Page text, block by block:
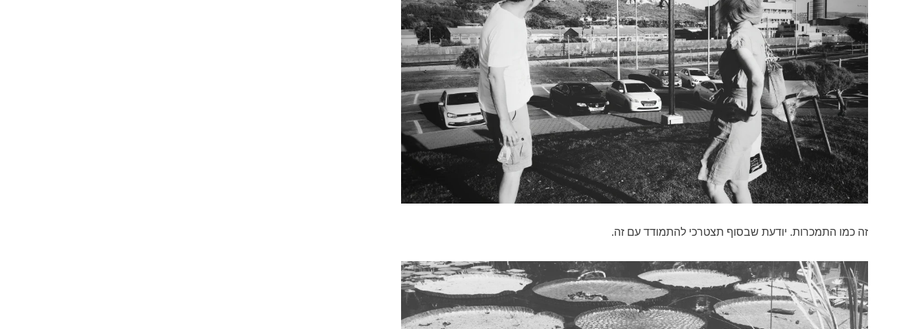
זה כמו התמכרות. יודעת שבסוף תצטרכי להתמודד עם זה.